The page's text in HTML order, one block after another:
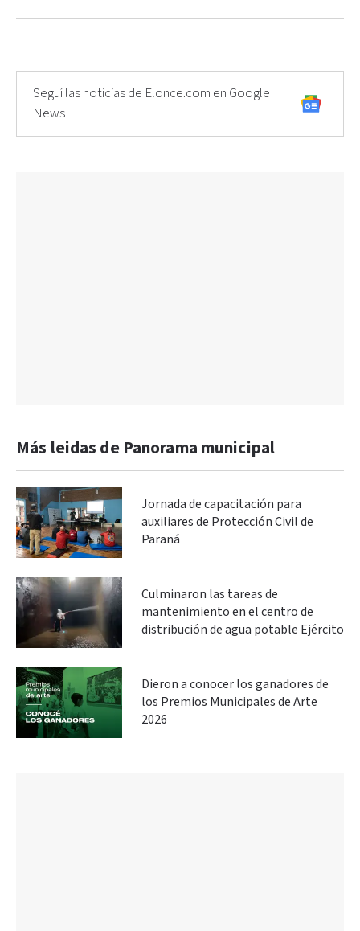
Seguí las noticias de Elonce.com en Google
News
Más leidas de Panorama municipal
Jornada de capacitación para
auxiliares de Protección Civil de
Paraná
Culminaron las tareas de
mantenimiento en el centro de
distribución de agua potable Ejército
Dieron a conocer los ganadores de
los Premios Municipales de Arte
2026